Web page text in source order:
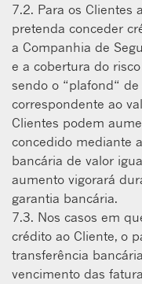
7.2. Para os Clientes
pretenda conceder
a Companhia de
e a cobertura do
sendo o “plafond“
correspondente ao
Clientes podem
concedido mediante
bancária de valor
aumento vigorará
garantia bancária.
7.3. Nos casos em
crédito ao Cliente, o
transferência
vencimento das